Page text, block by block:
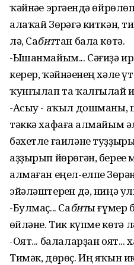
ҡәйнәһе эргәһендә
алаҡай Зөһрәгә киткән,
лә, Сабиттан бала көтә.
-Ышанмайым... Сәғиҙә
керер, ҡәйнәһенең хәле
ҡунғылап та ҡалғылай
-Асыу - аҡыл дошманы,
тәккә хафаға һалмайым
бәхетле ғаиләне
аҙҙырып йөрөгән,
алмаған еңел-елпе
эйәләштерһен дә, ниңә
-Булмаҫ... Сабиты ғүмер
һөйләне. Тик күпме
-Оят... балаларҙан оят...
Тимәк, дөрөҫ. Иң яҡын